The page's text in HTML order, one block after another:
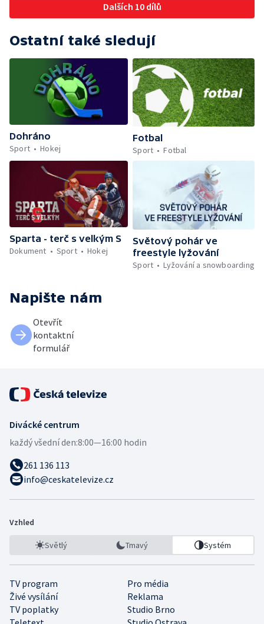
Dalších 10 dílů
Ostatní také sledují
Dohráno
Sport
Hokej
Fotbal
Sport
Fotbal
Sparta - terč s velkým S
Dokument
Sport Hokej
Světový pohár ve
freestyle lyžování
Sport
Lyžování a snowboarding
Napište nám
Otevřít
kontaktní
formulář
Divácké centrum
každý všední den:8:00—16:00 hodin
261 136 113
info@ceskatelevize.cz
Vzhled
Světlý Tmavý Systém
TV program
Pro média
Živé vysílání
Reklama
TV poplatky
Studio Brno